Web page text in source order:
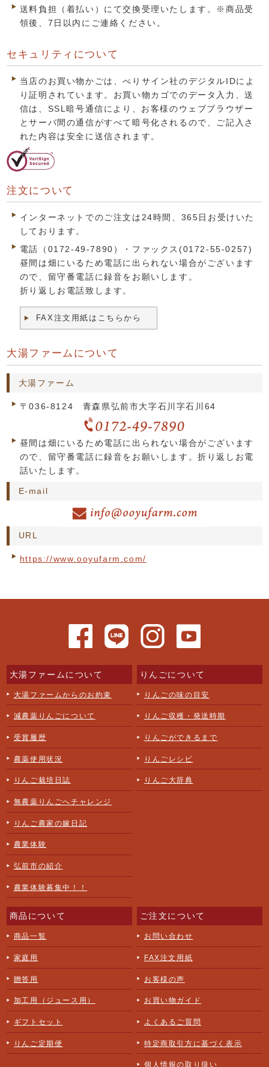
送料負担（着払い）にて交換受理いたします。※商品受
領後、7日以内にご連絡ください。
セキュリティについて
当店のお買い物かごは、べりサイン社のデジタルIDによ
り証明されています。お買い物カゴでのデータ入力、送
信は、SSL暗号通信により、お客様のウェブブラウザー
とサーバ間の通信がすべて暗号化されるので、ご記入さ
れた内容は安全に送信されます。
注文について
インターネットでのご注文は24時間、365日お受けいた
しております。
電話（0172-49-7890）・ファックス(0172-55-0257)
昼間は畑にいるため電話に出られない場合がございます
ので、留守番電話に録音をお願いします。
折り返しお電話致します。
FAX注文用紙はこちらから
大湯ファームについて
大湯ファーム
〒036-8124 青森県弘前市大字石川字石川64
昼間は畑にいるため電話に出られない場合がございます
ので、留守番電話に録音をお願いします。折り返しお電
話いたします。
E-mail
URL
https://www.ooyufarm.com/
大湯ファームについて
大湯ファームからのお約束
減農薬りんごについて
受賞履歴
農薬使用状況
りんご栽培日誌
無農薬りんごへチャレンジ
りんご農家の嫁日記
農業体験
弘前市の紹介
農業体験募集中！！
りんごについて
りんごの味の目安
りんご収穫・発送時期
りんごができるまで
りんごレシピ
りんご大辞典
商品について
商品一覧
家庭用
贈答用
加工用（ジュース用）
ギフトセット
りんご定期便
ご注文について
お問い合わせ
FAX注文用紙
お客様の声
お買い物ガイド
よくあるご質問
特定商取引方に基づく表示
個人情報の取り扱い